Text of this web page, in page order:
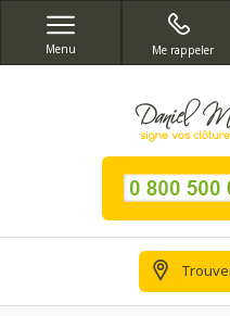
Menu Me rappeler